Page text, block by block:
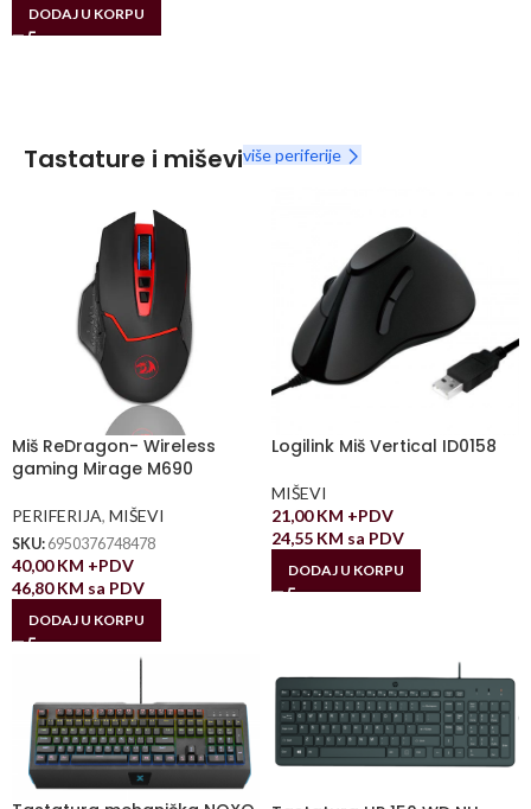
DODAJ U KORPU
Tastature i miševiviše periferije
Miš ReDragon- Wireless
gaming Mirage M690
PERIFERIJA, MIŠEVI
SKU: 6950376748478
40,00KM +PDV
46,80KM sa PDV
DODAJ U KORPU
Logilink Miš Vertical ID0158
MIŠEVI
21,00KM +PDV
24,55 KM sa PDV
DODAJ U KORPU